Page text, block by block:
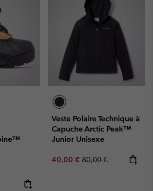
Veste Polaire Technique à
Capuche Arctic Peak™
Junior Unisexe
Sale price:
40,00 € Regular price:
80,00 €